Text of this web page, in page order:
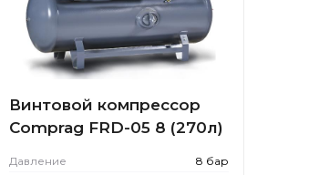
Винтовой компрессор
Comprag FRD-05 8 (270л)
Давление
8 бар